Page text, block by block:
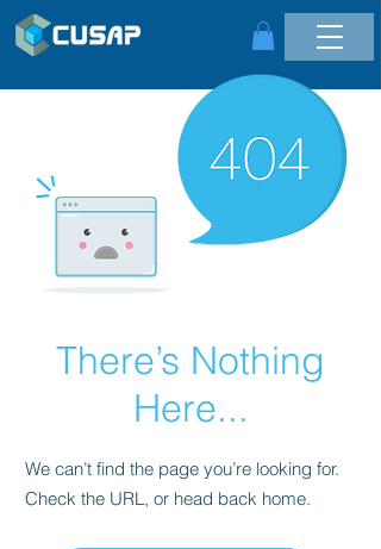
There’s Nothing
Here...
We can’t find the page you’re looking for.
Check the URL, or head back home.